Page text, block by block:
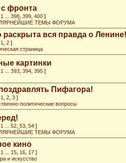
фронта
1 398 399 400 ]
ТЕМЫ ФОРУМА
раскрыта вся правда о Ленине!
1 2 ]
страница
картинки
1 393 394 395 ]
Пифагора!
1 2 3 ]
политические вопросы
1 52 53 54 ]
ТЕМЫ ФОРУМА
кино
1 15 16 17 ]
и искусство